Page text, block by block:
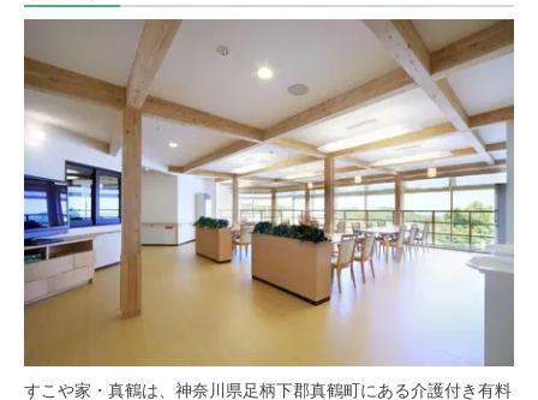
すこや家・真鶴は、神奈川県足柄下郡真鶴町にある介護付き有料